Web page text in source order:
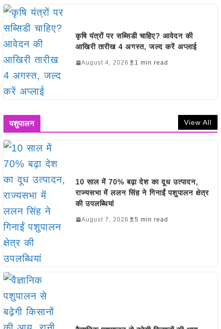
कृषि यंत्रों पर सब्सिडी चाहिए? आवेदन की
आखिरी तारीख 4 अगस्त, जल्द करें अप्लाई
August 4, 2026 1 min read
पशुपालन View All
10 साल में 70% बढ़ा देश का दूध उत्पादन,
राज्यसभा में ललन सिंह ने गिनाईं पशुपालन क्षेत्र
की उपलब्धियां
August 7, 2026 5 min read